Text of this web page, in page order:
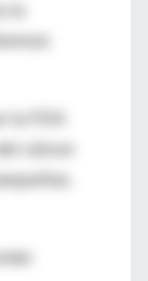
la
la FDA